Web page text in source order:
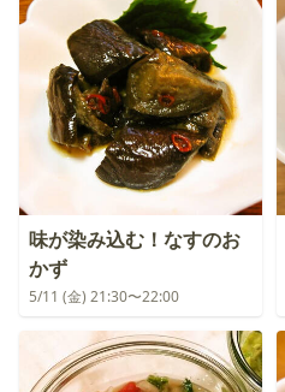
味が染み込む！なすのお
かず
5/11 (金) 21:30〜22:00